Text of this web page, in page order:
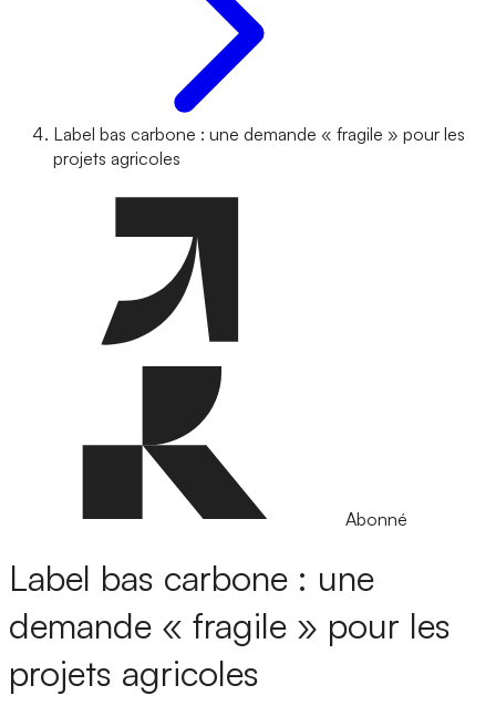
Label bas carbone : une demande « fragile » pour les
projets agricoles
Abonné
Label bas carbone : une
demande « fragile » pour les
projets agricoles